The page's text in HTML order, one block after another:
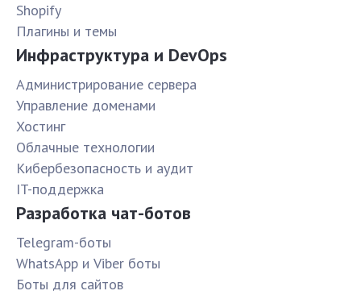
Shopify
Плагины и темы
Инфраструктура и DevOps
Администрирование сервера
Управление доменами
Хостинг
Облачные технологии
Кибербезопасность и аудит
IT-поддержка
Разработка чат-ботов
Telegram-боты
WhatsApp и Viber боты
Боты для сайтов